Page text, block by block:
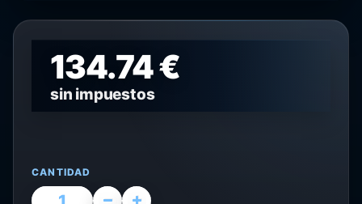
134.74 €
sin impuestos
CANTIDAD